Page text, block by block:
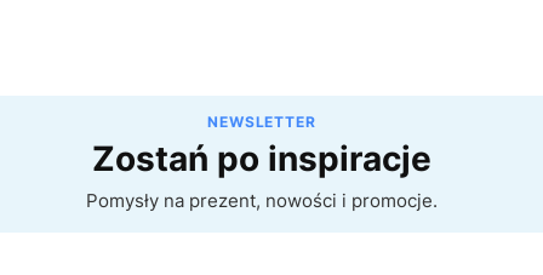
NEWSLETTER
Zostań po inspiracje
Pomysły na prezent, nowości i promocje.